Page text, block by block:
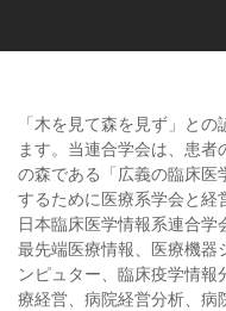
「木を見て森を見ず」と
ます。当連合学会は、患
の森である「広義の臨床医
するために医療系学会と経
日本臨床医学情報系連合学
最先端医療情報、医療機
ンピュター、臨床疫学情
療経営、病院経営分析、病